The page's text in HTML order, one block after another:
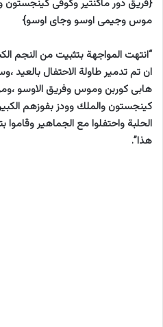
{فريق دور ماكنتير وكوفى كينجستون
موس وجيمى اوسو وجاى اوسو}
“انتهت المواجهة بتثبيت من النجم
ان تم تدمير طاولة الاحتفال بالعيد
هابى كوربن وموس وفريق الاوسو
كينجستون والملك وودز بفوزهم
الحلبة واحتفلوا مع الجماهير وقاموا
هذا”.